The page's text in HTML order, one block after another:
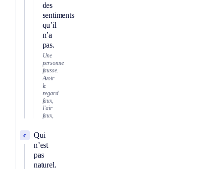
des
sentiments
qu’il
n’a
pas.
Une
personne
fausse.
Avoir
le
regard
faux,
l’air
faux,
Qui
n’est
pas
naturel.
c